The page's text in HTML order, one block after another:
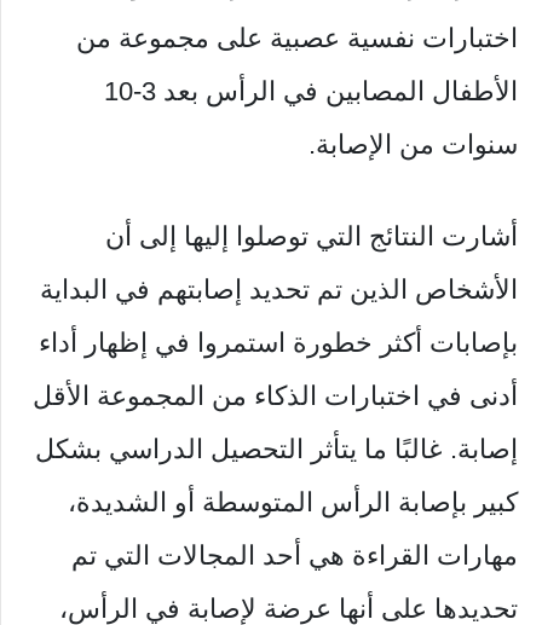
اختبارات نفسية عصبية على مجموعة من
الأطفال المصابين في الرأس بعد 3-10
سنوات من الإصابة.
أشارت النتائج التي توصلوا إليها إلى أن
الأشخاص الذين تم تحديد إصابتهم في البداية
بإصابات أكثر خطورة استمروا في إظهار أداء
أدنى في اختبارات الذكاء من المجموعة الأقل
إصابة. غالبًا ما يتأثر التحصيل الدراسي بشكل
كبير بإصابة الرأس المتوسطة أو الشديدة،
مهارات القراءة هي أحد المجالات التي تم
تحديدها على أنها عرضة لإصابة في الرأس،